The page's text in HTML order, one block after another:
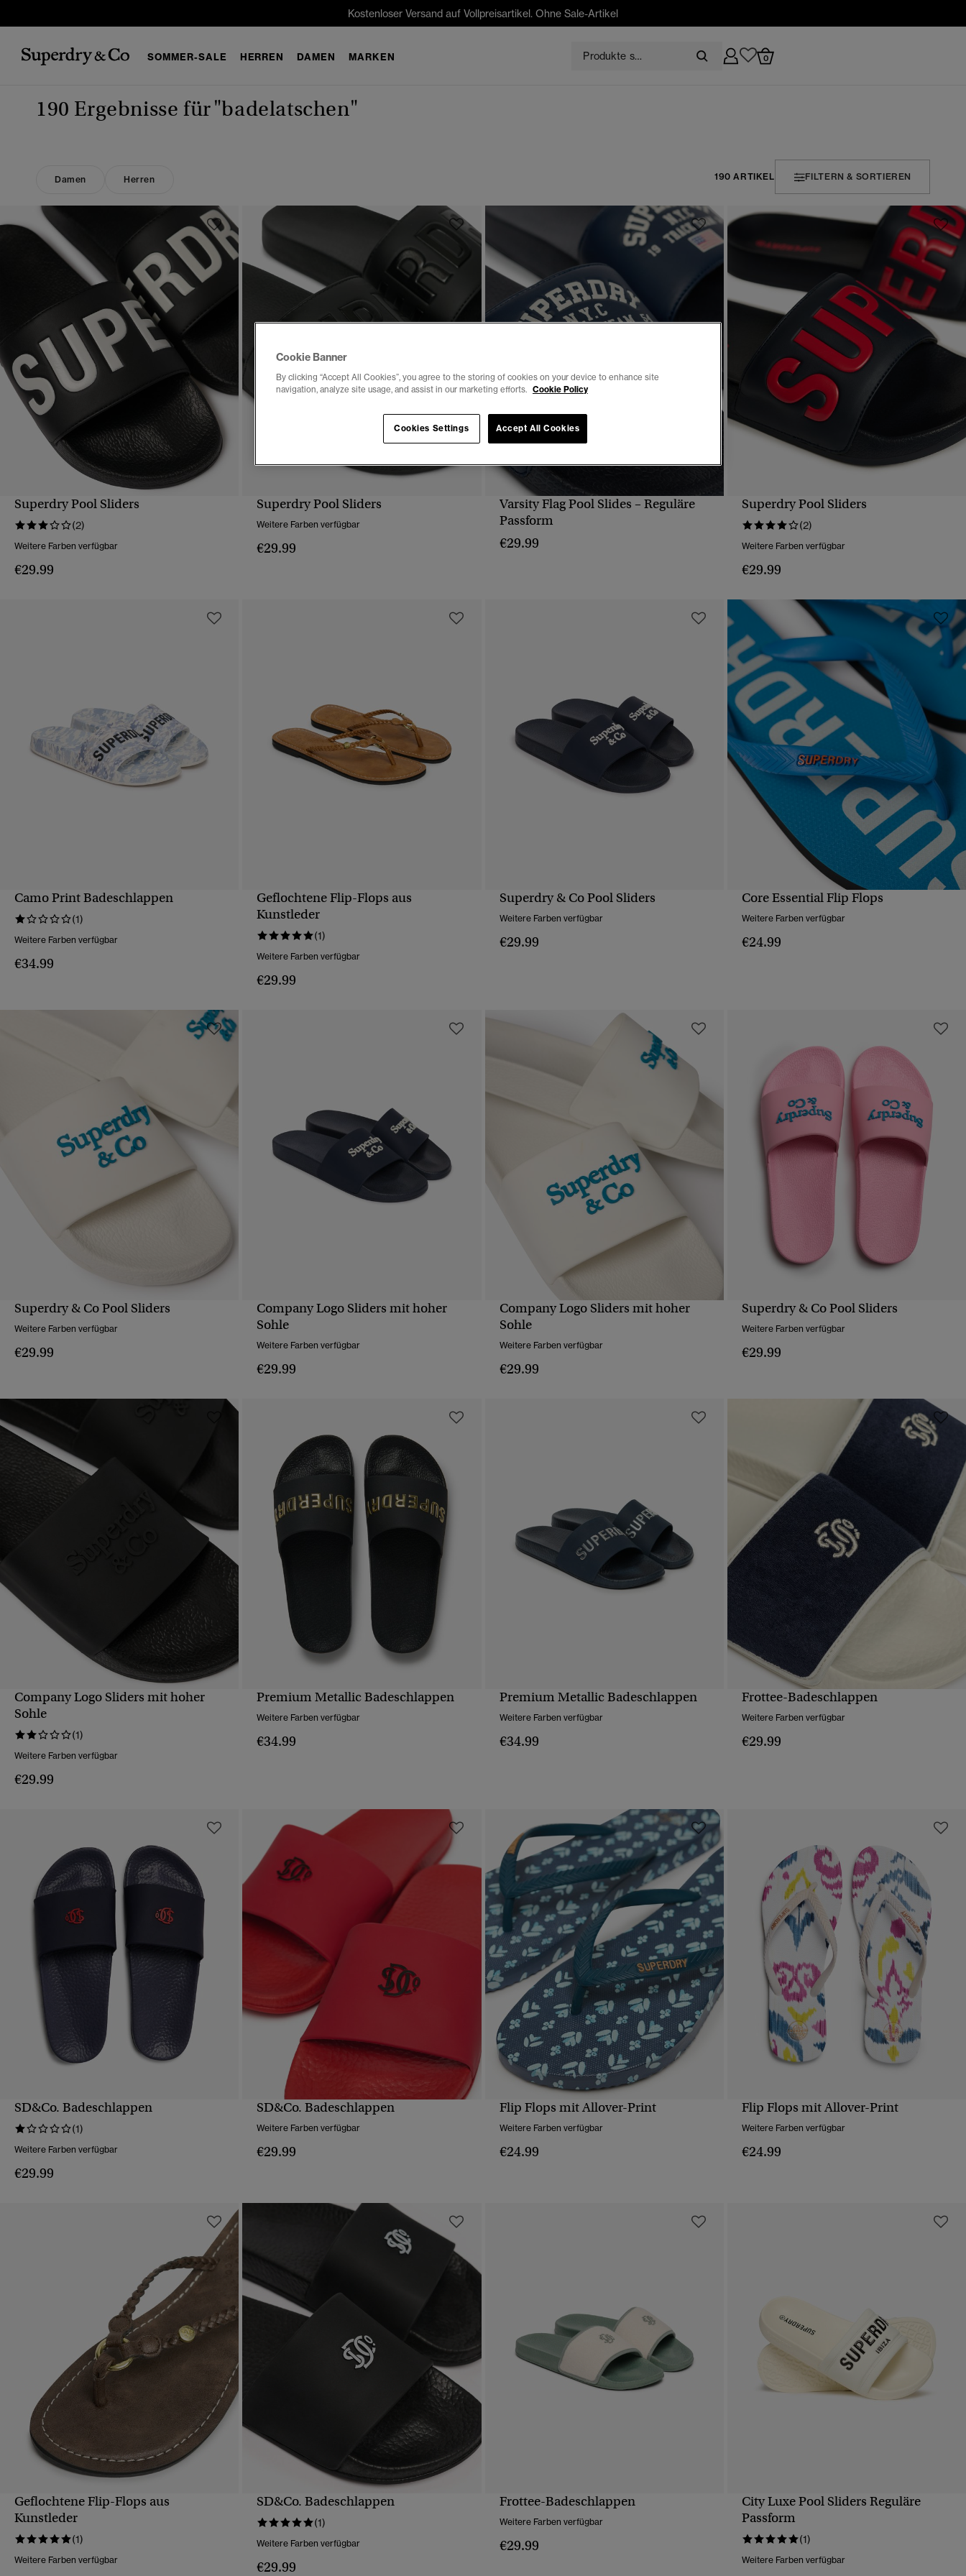
Kostenloser Versand auf Vollpreisartikel. Ohne Sale-Artikel
SOMMER-SALE HERREN DAMEN MARKEN 0
190 Ergebnisse für"badelatschen"
Damen Herren 190 ARTIKEL FILTERN & SORTIEREN
Superdry Pool Sliders
(2)
Weitere Farben verfügbar
€29.99
Superdry Pool Sliders
Weitere Farben verfügbar
€29.99
SCHNELLANSICHT
Varsity Flag Pool Slides – Reguläre
Passform
€29.99
Superdry Pool Sliders
(2)
Weitere Farben verfügbar
€29.99
SCHNELLANSICHT
Camo Print Badeschlappen
(1)
Weitere Farben verfügbar
€34.99
SCHNELLANSICHT
Geflochtene Flip-Flops aus
Kunstleder
(1)
Weitere Farben verfügbar
€29.99
Superdry & Co Pool Sliders
Weitere Farben verfügbar
€29.99
SCHNELLANSICHT
Core Essential Flip Flops
Weitere Farben verfügbar
€24.99
Superdry & Co Pool Sliders
Weitere Farben verfügbar
€29.99
SCHNELLANSICHT
Company Logo Sliders mit hoher
Sohle
Weitere Farben verfügbar
€29.99
SCHNELLANSICHT
Company Logo Sliders mit hoher
Sohle
Weitere Farben verfügbar
€29.99
Superdry & Co Pool Sliders
Weitere Farben verfügbar
€29.99
SCHNELLANSICHT
Company Logo Sliders mit hoher
Sohle
(1)
Weitere Farben verfügbar
€29.99
Premium Metallic Badeschlappen
Weitere Farben verfügbar
€34.99
Premium Metallic Badeschlappen
Weitere Farben verfügbar
€34.99
SCHNELLANSICHT
Frottee-Badeschlappen
Weitere Farben verfügbar
€29.99
SCHNELLANSICHT
SD&Co. Badeschlappen
(1)
Weitere Farben verfügbar
€29.99
SCHNELLANSICHT
SD&Co. Badeschlappen
Weitere Farben verfügbar
€29.99
Flip Flops mit Allover-Print
Weitere Farben verfügbar
€24.99
Flip Flops mit Allover-Print
Weitere Farben verfügbar
€24.99
SCHNELLANSICHT
Geflochtene Flip-Flops aus
Kunstleder
(1)
Weitere Farben verfügbar
SCHNELLANSICHT
SD&Co. Badeschlappen
(1)
Weitere Farben verfügbar
€29.99
SCHNELLANSICHT
Frottee-Badeschlappen
Weitere Farben verfügbar
€29.99
SCHNELLANSICHT
City Luxe Pool Sliders Reguläre
Passform
(1)
Weitere Farben verfügbar
Cookie Banner
By clicking “Accept All Cookies”, you agree to the storing of cookies on your device to enhance site
navigation, analyze site usage, and assist in our marketing efforts. Cookie Policy
Accept All Cookies
Cookies Settings